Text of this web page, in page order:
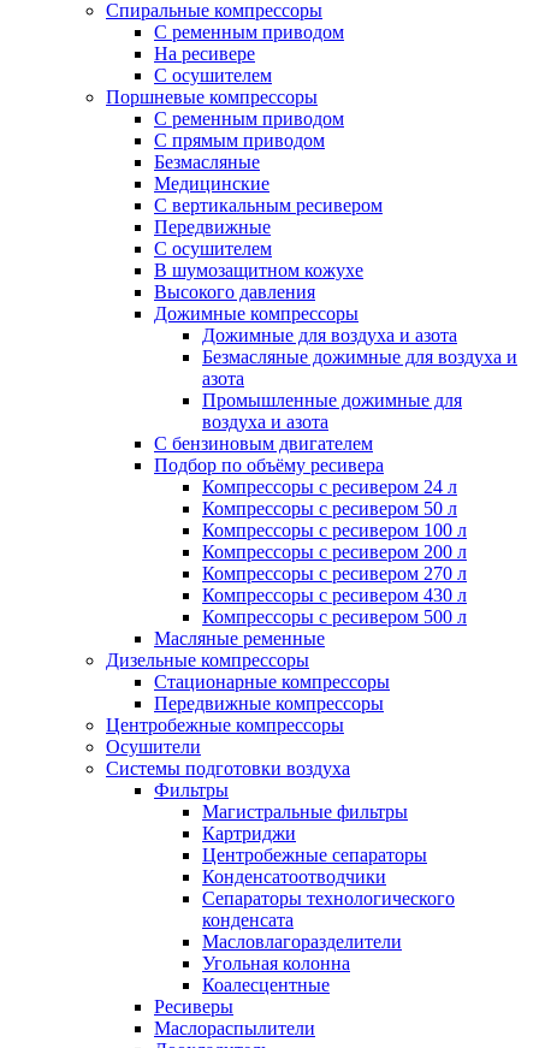
Спиральные компрессоры
С ременным приводом
На ресивере
С осушителем
Поршневые компрессоры
С ременным приводом
С прямым приводом
Безмасляные
Медицинские
С вертикальным ресивером
Передвижные
С осушителем
В шумозащитном кожухе
Высокого давления
Дожимные компрессоры
Дожимные для воздуха и азота
Безмасляные дожимные для воздуха и
азота
Промышленные дожимные для
воздуха и азота
С бензиновым двигателем
Подбор по объёму ресивера
Компрессоры с ресивером 24 л
Компрессоры с ресивером 50 л
Компрессоры с ресивером 100 л
Компрессоры с ресивером 200 л
Компрессоры с ресивером 270 л
Компрессоры с ресивером 430 л
Компрессоры с ресивером 500 л
Масляные ременные
Дизельные компрессоры
Стационарные компрессоры
Передвижные компрессоры
Центробежные компрессоры
Осушители
Системы подготовки воздуха
Фильтры
Магистральные фильтры
Картриджи
Центробежные сепараторы
Конденсатоотводчики
Сепараторы технологического
конденсата
Масловлагоразделители
Угольная колонна
Коалесцентные
Ресиверы
Маслораспылители